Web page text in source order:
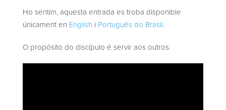
Ho sentim, aquesta entrada es troba disponible
únicament en English i Português do Brasil.
O propósito do discípulo é servir aos outros.